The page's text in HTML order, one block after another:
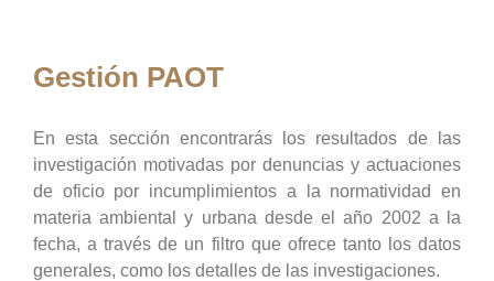
Gestión PAOT
En esta sección encontrarás los resultados de las
investigación motivadas por denuncias y actuaciones
de oficio por incumplimientos a la normatividad en
materia ambiental y urbana desde el año 2002 a la
fecha, a través de un filtro que ofrece tanto los datos
generales, como los detalles de las investigaciones.